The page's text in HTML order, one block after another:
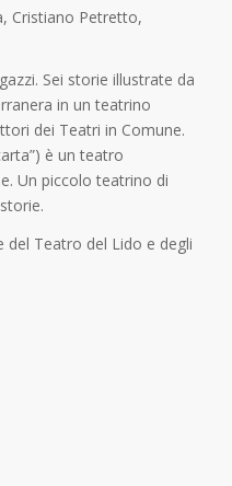
Cristiano Petretto,
Sei storie illustrate da
in un teatrino
dei Teatri in Comune.
è un teatro
Un piccolo teatrino di
del Teatro del Lido e degli